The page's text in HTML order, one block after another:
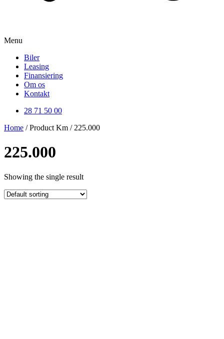
Menu
Biler
Leasing
Finansiering
Om os
Kontakt
28 71 50 00
Home / Product Km / 225.000
225.000
Showing the single result